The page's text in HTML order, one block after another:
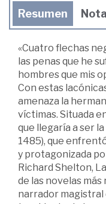
Resumen
«Cuatro flechas
las penas que he
hombres que mis
Con estas
amenaza la
víctimas. Situada
que llegaría a ser
1485), que
y protagonizada
Richard Shelton,
de las novelas
narrador magistral